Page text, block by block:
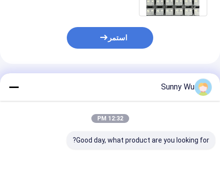
استمر
المنتجات الموصى بها
Sunny Wu
12:32 PM
Good day, what product are you looking for?